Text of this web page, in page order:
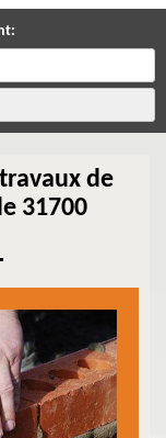
de
31700